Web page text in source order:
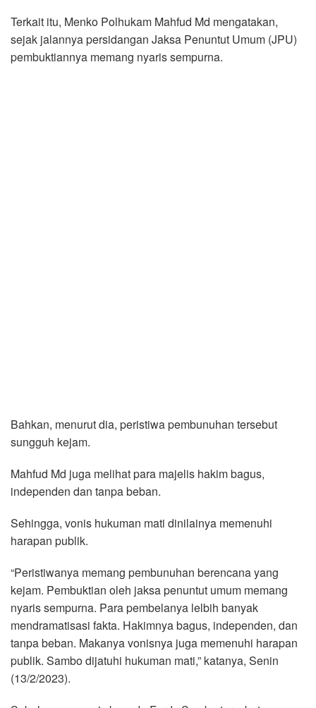
Terkait itu, Menko Polhukam Mahfud Md mengatakan,
sejak jalannya persidangan Jaksa Penuntut Umum (JPU)
pembuktiannya memang nyaris sempurna.
Bahkan, menurut dia, peristiwa pembunuhan tersebut
sungguh kejam.
Mahfud Md juga melihat para majelis hakim bagus,
independen dan tanpa beban.
Sehingga, vonis hukuman mati dinilainya memenuhi
harapan publik.
“Peristiwanya memang pembunuhan berencana yang
kejam. Pembuktian oleh jaksa penuntut umum memang
nyaris sempurna. Para pembelanya lelbih banyak
mendramatisasi fakta. Hakimnya bagus, independen, dan
tanpa beban. Makanya vonisnya juga memenuhi harapan
publik. Sambo dijatuhi hukuman mati,” katanya, Senin
(13/2/2023).